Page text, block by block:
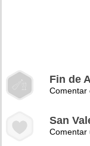
Fin de
Comentar
San
Comentar